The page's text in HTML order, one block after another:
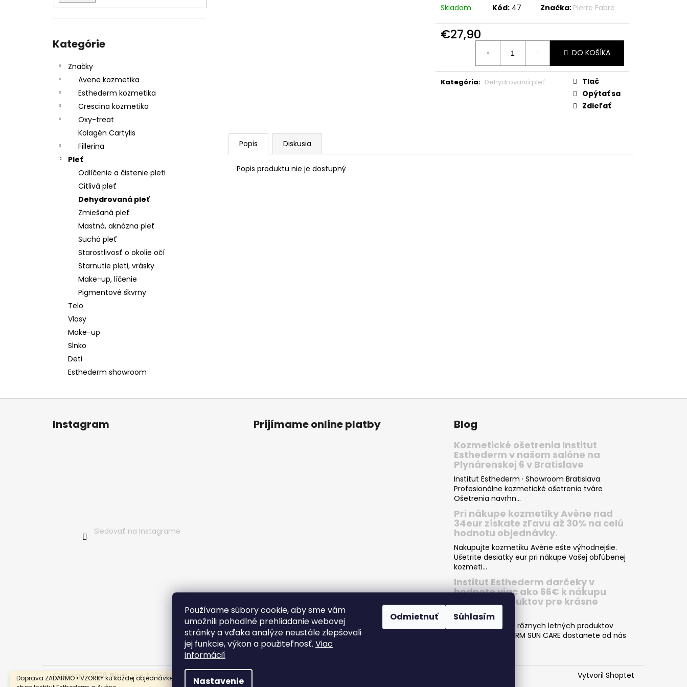
Používame súbory cookie, aby sme vám
umožnili pohodlné prehliadanie webovej
stránky a vďaka analýze neustále zlepšovali
jej funkcie, výkon a použiteľnosť. Viac
informácií
Nastavenie
Odmietnuť Súhlasím
Doprava ZADARMO • VZORKY ku každej objednávke • AUTORIZOVANÝ e-
kategórie
Kategórie
Značky
Avene kozmetika
Esthederm kozmetika
Crescina kozmetika
Oxy-treat
Kolagén Cartylis
Fillerina
Pleť
Odlíčenie a čistenie pleti
Citlivá pleť
Dehydrovaná pleť
Zmiešaná pleť
Mastná, aknózna pleť
Suchá pleť
Starostlivosť o okolie očí
Starnutie pleti, vrásky
Make-up, líčenie
Pigmentové škvrny
Telo
Vlasy
Make-up
Slnko
Deti
Esthederm showroom
Skladom Kód: 47 Značka: Pierre Fabre
€27,90
Jednotková
DO KOŠÍKA
Kategória: Dehydrovaná pleť
Tlač
Opýtať sa
Zdieľať
Popis Diskusia
Popis produktu nie je dostupný
Instagram
Sledovať na Instagrame
Prijímame online platby Blog
Kozmetické ošetrenia Institut
Esthederm v našom salóne na
Plynárenskej 6 v Bratislave
Institut Esthederm · Showroom Bratislava
Profesionálne kozmetické ošetrenia tváre
Ošetrenia navrhn...
Pri nákupe kozmetiky Avène nad
34eur získate zľavu až 30% na celú
hodnotu objednávky.
Nakupujte kozmetiku Avène ešte výhodnejšie.
Ušetrite desiatky eur pri nákupe Vašej obľúbenej
kozmeti...
Institut Esthederm darčeky v
hodnote viac ako 66€ k nákupu
letných produktov pre krásne
opálenie
Pri nákupe dvoch rôznych letných produktov
INSTITUT ESTHEDERM SUN CARE dostanete od nás
Vytvoril Shoptet
Copyright 2026Bjuti. Všetky práva vyhradené.